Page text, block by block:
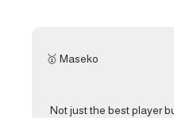
🥇 Maseko
Not just the best player